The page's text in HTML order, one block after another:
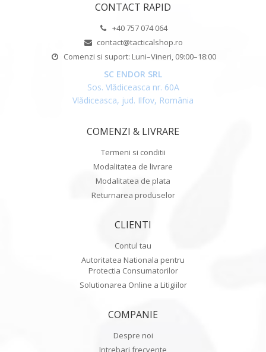
CONTACT RAPID
+40 757 074 064
contact@tacticalshop.ro
Comenzi si suport: Luni–Vineri, 09:00–18:00
SC ENDOR SRL
Sos. Vlădiceasca nr. 60A
Vlădiceasca, jud. Ilfov, România
COMENZI & LIVRARE
Termeni si conditii
Modalitatea de livrare
Modalitatea de plata
Returnarea produselor
CLIENTI
Contul tau
Autoritatea Nationala pentru
Protectia Consumatorilor
Solutionarea Online a Litigiilor
COMPANIE
Despre noi
Intrebari frecvente